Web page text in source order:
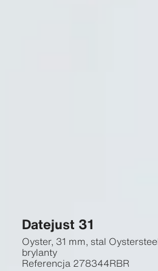
Datejust 31
Oyster, 31 mm, stal
brylanty
Referencja 278344RBR